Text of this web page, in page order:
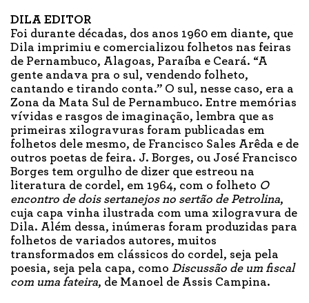
DILA EDITOR
Foi durante décadas, dos anos 1960 em diante, que
Dila imprimiu e comercializou folhetos nas feiras
de Pernambuco, Alagoas, Paraíba e Ceará. “A
gente andava pra o sul, vendendo folheto,
cantando e tirando conta.” O sul, nesse caso, era a
Zona da Mata Sul de Pernambuco. Entre memórias
vívidas e rasgos de imaginação, lembra que as
primeiras xilogravuras foram publicadas em
folhetos dele mesmo, de Francisco Sales Arêda e de
outros poetas de feira. J. Borges, ou José Francisco
Borges tem orgulho de dizer que estreou na
literatura de cordel, em 1964, com o folheto O
encontro de dois sertanejos no sertão de Petrolina,
cuja capa vinha ilustrada com uma xilogravura de
Dila. Além dessa, inúmeras foram produzidas para
folhetos de variados autores, muitos
transformados em clássicos do cordel, seja pela
poesia, seja pela capa, como Discussão de um fiscal
com uma fateira, de Manoel de Assis Campina.